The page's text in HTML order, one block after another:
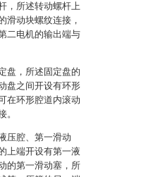
，所述转动螺杆上
滑动块螺纹连接，
二电机的输出端与
盘，所述固定盘的
盘之间开设有环形
在环形腔道内滚动
。
压腔、第一滑动
上端开设有第一液
的第一滑动塞，所